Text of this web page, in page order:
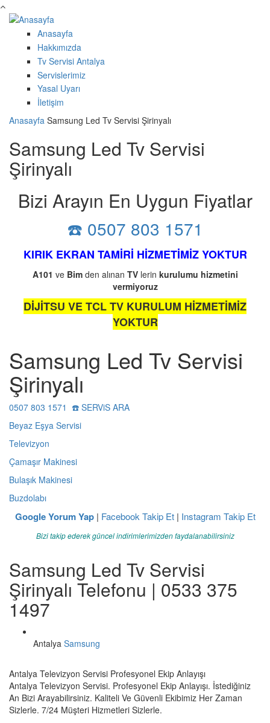
Ana içeriğe atla
Anasayfa
Hakkımızda
Tv Servisi Antalya
Servislerimiz
Yasal Uyarı
İletişim
Anasayfa Samsung Led Tv Servisi Şirinyalı
Samsung Led Tv Servisi
Şirinyalı
Bizi Arayın En Uygun Fiyatlar
☎️ 0507 803 1571
KIRIK EKRAN TAMİRİ HİZMETİMİZ YOKTUR
A101 ve Bimden alınan TVlerin kurulumu hizmetini
vermiyoruz
DİJİTSU VE TCL TV KURULUM HİZMETİMİZ
YOKTUR
Samsung Led Tv Servisi
Şirinyalı
0507 803 1571 ☎️ SERViS ARA
Beyaz Eşya Servisi
Televizyon
Çamaşır Makinesi
Bulaşık Makinesi
Buzdolabı
Google Yorum Yap| Facebook Takip Et| Instagram Takip Et
Bizi takip ederek güncel indirimlerimizden faydalanabilirsiniz
Samsung Led Tv Servisi
Şirinyalı Telefonu | 0533 375
1497
Antalya Samsung
Antalya Televizyon Servisi Profesyonel Ekip Anlayışı
Antalya Televizyon Servisi. Profesyonel Ekip Anlayışı. İstediğiniz
An Bizi Arayabilirsiniz. Kaliteli Ve Güvenli Ekibimiz Her Zaman
Sizlerle. 7/24 Müşteri Hizmetleri Sizlerle.